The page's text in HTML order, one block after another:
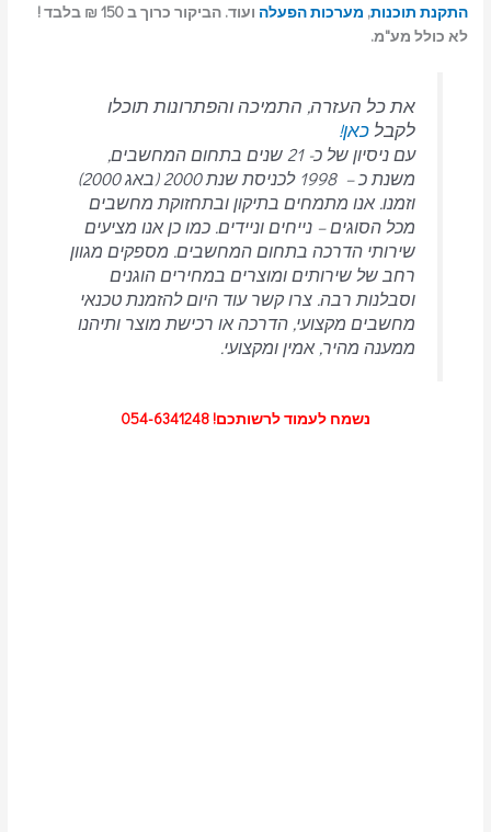
התקנת תוכנות, מערכות הפעלה
ועוד. הביקור כרוך ב 150 ₪ בלבד !
לא כולל מע"מ.
את כל העזרה, התמיכה והפתרונות תוכלו
לקבלכאן!
עם ניסיון של כ- 21 שנים בתחום המחשבים,
משנת כ – 1998 לכניסת שנת 2000 (באג 2000)
וזמנו. אנו מתמחים בתיקון ובתחזוקת מחשבים
מכל הסוגים – נייחים וניידים. כמו כן אנו מציעים
שירותי הדרכה בתחום המחשבים. מספקים מגוון
רחב של שירותים ומוצרים במחירים הוגנים
וסבלנות רבה. צרו קשר עוד היום להזמנת טכנאי
מחשבים מקצועי, הדרכה או רכישת מוצר ותיהנו
ממענה מהיר, אמין ומקצועי.
נשמח לעמוד לרשותכם! 054-6341248